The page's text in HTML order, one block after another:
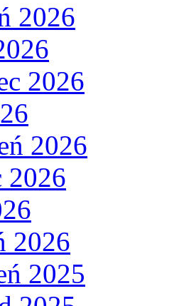
2026
2026
2026
2026
2026
2025